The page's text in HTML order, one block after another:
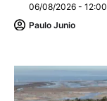
06/08/2026 - 12:00
Paulo Junio